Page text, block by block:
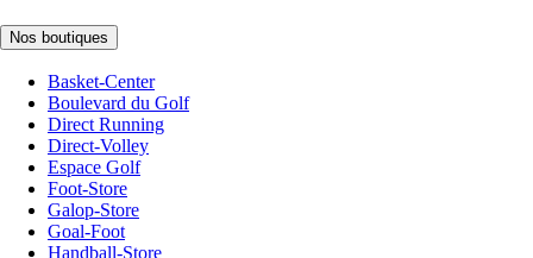
Nos boutiques
Basket-Center
Boulevard du Golf
Direct Running
Direct-Volley
Espace Golf
Foot-Store
Galop-Store
Goal-Foot
Handball-Store